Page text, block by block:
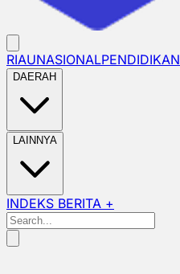
RIAUNASIONALPENDIDIKAN
DAERAH
LAINNYA
INDEKS BERITA +